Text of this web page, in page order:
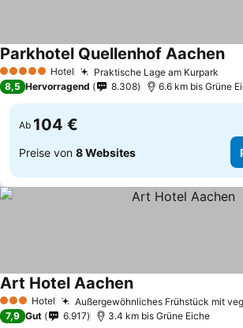
5 Sterne Hotel Praktische Lage am Kurpark
Parkhotel Quellenhof Aachen
8,5 Hervorragend 8.308 6.6 km bis Grüne
Ab 104 €
Preise von 8 Websites
3 SterneHotel Außergewöhnliches Frühstück mit
Art Hotel Aachen
7,9 Gut 6.917 3.4 km bis Grüne Eiche